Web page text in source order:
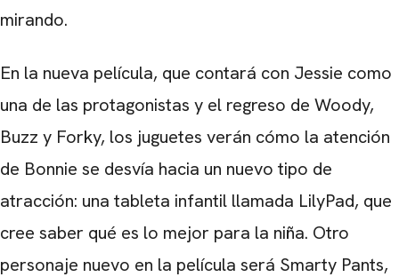
mirando.
En la nueva película, que contará con Jessie como
una de las protagonistas y el regreso de Woody,
Buzz y Forky, los juguetes verán cómo la atención
de Bonnie se desvía hacia un nuevo tipo de
atracción: una tableta infantil llamada LilyPad, que
cree saber qué es lo mejor para la niña. Otro
personaje nuevo en la película será Smarty Pants,